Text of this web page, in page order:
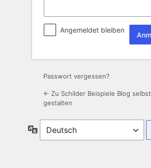
Angemeldet bleiben
Passwort vergessen?
← Zu Schilder Beispiele Blog selbst
gestalten
Sprache